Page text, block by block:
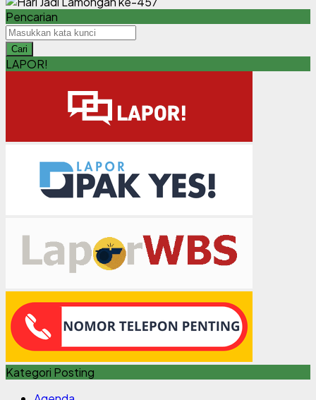
Pencarian
Cari
LAPOR!
Kategori Posting